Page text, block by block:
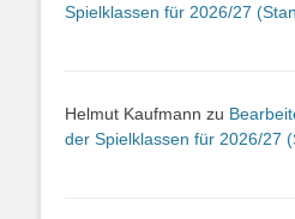
Spielklassen für 2026/27
Helmut Kaufmann zu
der Spielklassen für 2026/27